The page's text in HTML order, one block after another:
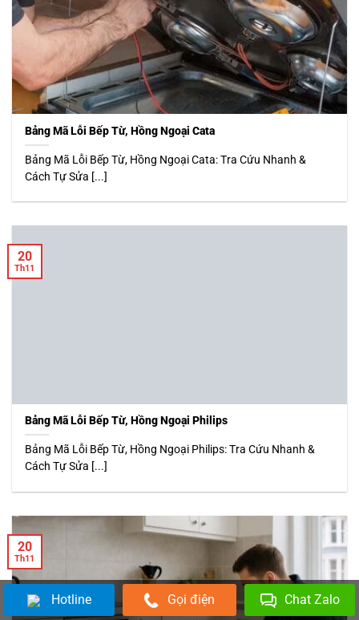
Bảng Mã Lỗi Bếp Từ, Hồng Ngoại Cata
Bảng Mã Lỗi Bếp Từ, Hồng Ngoại Cata: Tra Cứu Nhanh &
Cách Tự Sửa [...]
Bảng Mã Lỗi Bếp Từ, Hồng Ngoại Philips
Bảng Mã Lỗi Bếp Từ, Hồng Ngoại Philips: Tra Cứu Nhanh &
Cách Tự Sửa [...]
20
Th11
20
Th11
Hotline Gọi điện Chat Zalo